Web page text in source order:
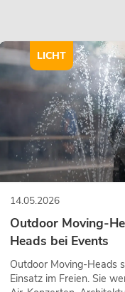
14.05.2026
Outdoor Moving-
Heads bei Events
Outdoor Moving-Heads
Einsatz im Freien. Sie
LICHT